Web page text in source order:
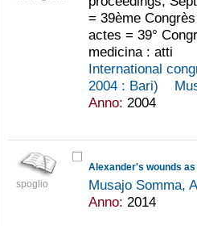
= 39ème
actes = 39°
medicina : atti
International
2004 : Bari)
Anno: 2004
spoglio
Alexander's wounds
Musajo Somma,
Anno: 2014